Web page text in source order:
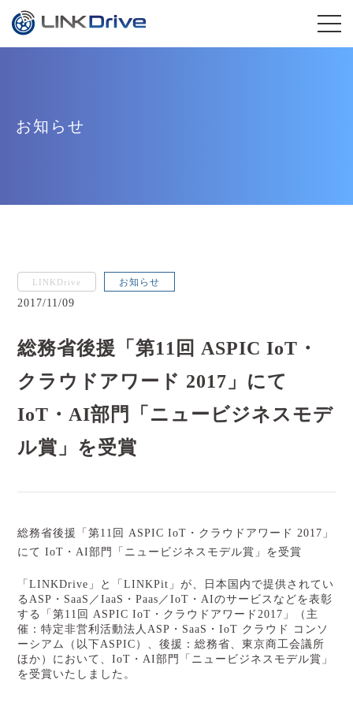
お知らせ
LINKDrive お知らせ
2017/11/09
総務省後援「第11回 ASPIC IoT・
クラウドアワード 2017」にて
IoT・AI部門「ニュービジネスモデ
ル賞」を受賞
総務省後援「第11回 ASPIC IoT・クラウドアワード 2017」
にて IoT・AI部門「ニュービジネスモデル賞」を受賞
「LINKDrive」と「LINKPit」が、日本国内で提供されてい
るASP・SaaS／IaaS・Paas／IoT・AIのサービスなどを表彰
する「第11回 ASPIC IoT・クラウドアワード2017」（主
催：特定非営利活動法人ASP・SaaS・IoT クラウド コンソ
ーシアム（以下ASPIC）、後援：総務省、東京商工会議所
ほか）において、IoT・AI部門「ニュービジネスモデル賞」
を受賞いたしました。